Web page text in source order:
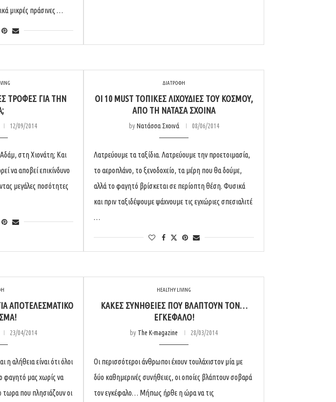
μικρές πράσινες …
ΤΡΟΦΈΣ ΓΙΑ ΤΗΝ
12/09/2014
στη Χιονάτη; Και
να αποβεί επικίνδυνο
μεγάλες ποσότητες
ΔΙΑΤΡΟΦΗ
ΟΙ 10 MUST ΤΟΠΙΚΈΣ ΛΙΧΟΥΔΙΈΣ ΤΟΥ ΚΌΣΜΟΥ,
ΑΠΌ ΤΗ ΝΑΤΆΣΑ ΣΧΟΙΝΆ
byΝατάσσα Σχοινά 08/06/2014
Λατρεύουμε τα ταξίδια. Λατρεύουμε την προετοιμασία,
το αεροπλάνο, το ξενοδοχείο, τα μέρη που θα δούμε,
αλλά το φαγητό βρίσκεται σε περίοπτη θέση. Φυσικά
και πριν ταξιδέψουμε ψάχνουμε τις εγχώριες σπεσιαλιτέ
…
ΑΠΟΤΕΛΕΣΜΑΤΙΚΌ
23/04/2014
η αλήθεια είναι ότι όλοι
φαγητό μας χωρίς να
τωρα που πλησιάζουν οι
HEALTHY LIVING
ΚΑΚΈΣ ΣΥΝΉΘΕΙΕΣ ΠΟΥ ΒΛΆΠΤΟΥΝ ΤΟΝ…
ΕΓΚΈΦΑΛΟ!
by The K-magazine 28/03/2014
Οι περισσότεροι άνθρωποι έχουν τουλάχιστον μία με
δύο καθημερινές συνήθειες, οι οποίες βλάπτουν σοβαρά
τον εγκέφαλo… Μήπως ήρθε η ώρα να τις